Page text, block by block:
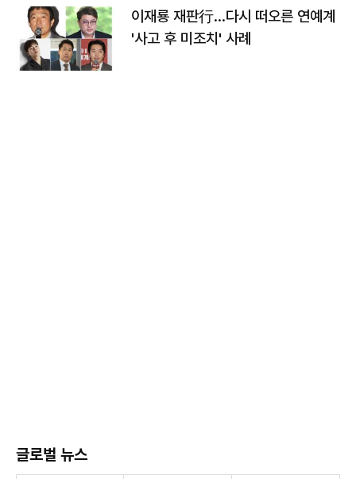
이재룡 재판行…다시 떠오른 연예계
'사고 후 미조치' 사례
글로벌 뉴스